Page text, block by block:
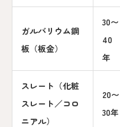
ガルバリウム鋼
板（板金）
30〜
40
年
スレート（化粧
スレート／コロ
ニアル）
20〜
30年